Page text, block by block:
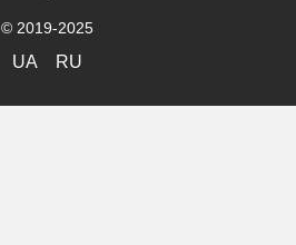
© 2019-2025
UA RU